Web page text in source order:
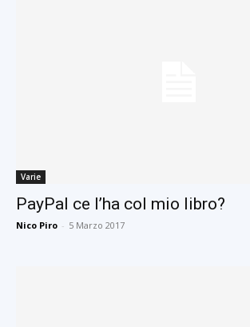
Varie
PayPal ce l’ha col mio libro?
Nico Piro - 5 Marzo 2017